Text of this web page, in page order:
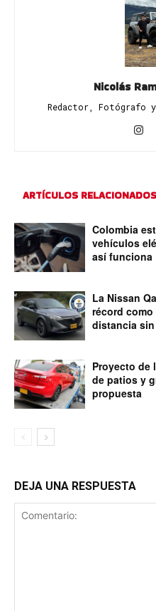
Nicolás
Redactor, Fotógrafo
ARTÍCULOS RELACIONADOS
Colombia
vehículos
así funciona
La Nissan
récord como
distancia sin
Proyecto de
de patios y
propuesta
DEJA UNA RESPUESTA